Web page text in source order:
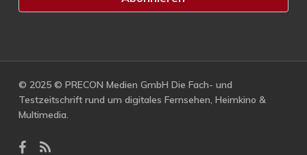
© 2025 © PRECON Medien GmbH Die Fach- und
Testzeitschrift rund um digitales Fernsehen, Heimkino &
Multimedia.
facebook
RSS